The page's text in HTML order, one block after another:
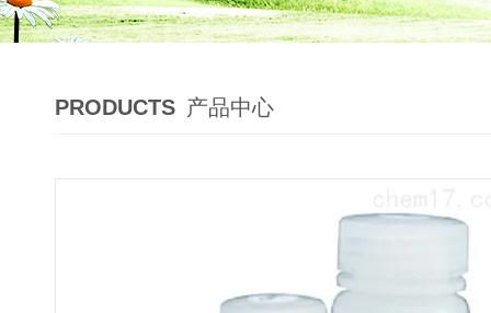
PRODUCTS 产品中心